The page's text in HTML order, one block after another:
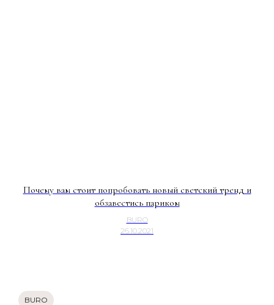
Почему вам стоит попробовать новый светский тренд и
обзавестись париком
BURO
26.10.2021
BURO